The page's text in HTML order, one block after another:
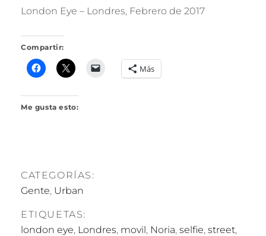
London Eye – Londres, Febrero de 2017
Compartir:
Más
Me gusta esto:
CATEGORÍAS:
Gente, Urban
ETIQUETAS:
london eye, Londres, movil, Noria, selfie, street,